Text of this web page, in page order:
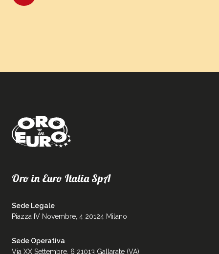
Oro in Euro Italia SpA
Sede Legale
Piazza IV Novembre, 4 20124 Milano
Sede Operativa
Via XX Settembre, 6 21013 Gallarate (VA)